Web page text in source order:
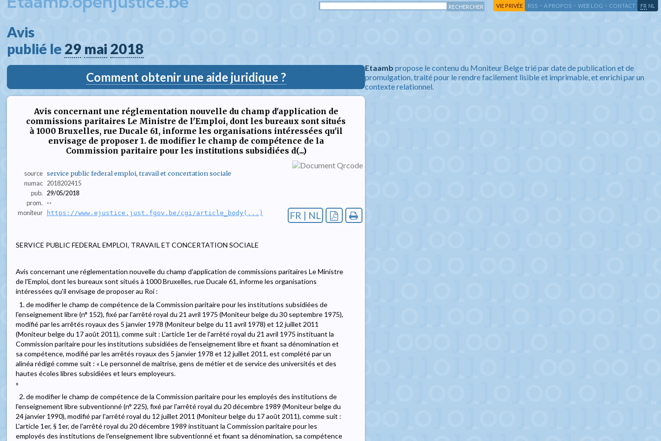
VIE PRIVÉE RSS - A PROPOS - WEB LOG - CONTACT FR NL
Avis
publié le 29 mai 2018
Comment obtenir une aide juridique ?
Avis concernant une réglementation nouvelle du champ d'application de
commissions paritaires Le Ministre de l'Emploi, dont les bureaux sont situés
à 1000 Bruxelles, rue Ducale 61, informe les organisations intéressées qu'il
envisage de proposer 1. de modifier le champ de compétence de la
Commission paritaire pour les institutions subsidiées d(...)
source service public federal emploi, travail et concertation sociale
numac 2018202415
pub. 29/05/2018
prom.
--
moniteur
https://www.ejustice.just.fgov.be/cgi/article_body(...) FR | NL
SERVICE PUBLIC FEDERAL EMPLOI, TRAVAIL ET CONCERTATION SOCIALE
Avis concernant une réglementation nouvelle du champ d'application de commissions paritaires Le Ministre
de l'Emploi, dont les bureaux sont situés à 1000 Bruxelles, rue Ducale 61, informe les organisations
intéressées qu'il envisage de proposer au Roi :
1. de modifier le champ de compétence de la Commission paritaire pour les institutions subsidiées de
l'enseignement libre (n° 152), fixé par l'arrêté royal du 21 avril 1975 (Moniteur belge du 30 septembre 1975),
modifié par les arrêtés royaux des 5 janvier 1978 (Moniteur belge du 11 avril 1978) et 12 juillet 2011
(Moniteur belge du 17 août 2011), comme suit : L'article 1er de l'arrêté royal du 21 avril 1975 instituant la
Commission paritaire pour les institutions subsidiées de l'enseignement libre et fixant sa dénomination et
sa compétence, modifié par les arrêtés royaux des 5 janvier 1978 et 12 juillet 2011, est complété par un
alinéa rédigé comme suit : « Le personnel de maîtrise, gens de métier et de service des universités et des
hautes écoles libres subsidiées et leurs employeurs.
»
2. de modifier le champ de compétence de la Commission paritaire pour les employés des institutions de
l'enseignement libre subventionné (n° 225), fixé par l'arrêté royal du 20 décembre 1989 (Moniteur belge du
24 janvier 1990), modifié par l'arrêté royal du 12 juillet 2011 (Moniteur belge du 17 août 2011), comme suit :
L'article 1er, § 1er, de l'arrêté royal du 20 décembre 1989 instituant la Commission paritaire pour les
employés des institutions de l'enseignement libre subventionné et fixant sa dénomination, sa compétence
Etaamb propose le contenu du Moniteur Belge trié par date de publication et de
promulgation, traité pour le rendre facilement lisible et imprimable, et enrichi par un
contexte relationnel.